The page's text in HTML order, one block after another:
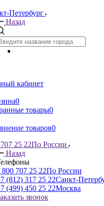
Петербург
Назад
кабинет
0
товары0
товаров0
25 22По России
Назад
800 707 25 22По России
(812) 317 25 22Санкт-
(499) 450 25 22Москва
звонок